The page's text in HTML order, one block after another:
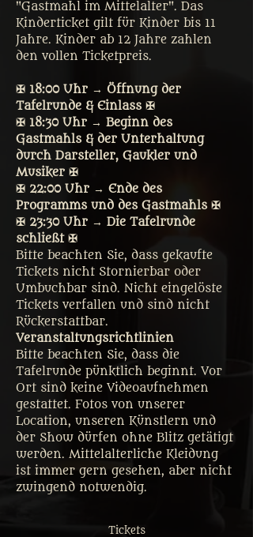
"Gastmahl im Mittelalter". Das
Kinderticket gilt für Kinder bis 11
Jahre. Kinder ab 12 Jahre zahlen
den vollen Ticketpreis.
✠ 18:00 Uhr → Öffnung der
Tafelrunde & Einlass ✠
✠ 18:30 Uhr → Beginn des
Gastmahls & der Unterhaltung
durch Darsteller, Gaukler und
Musiker ✠
✠ 22:00 Uhr → Ende des
Programms und des Gastmahls ✠
✠ 23:30 Uhr → Die Tafelrunde
schließt ✠
Bitte beachten Sie, dass gekaufte
Tickets nicht Stornierbar oder
Umbuchbar sind. Nicht eingelöste
Tickets verfallen und sind nicht
Rückerstattbar.
Veranstaltungsrichtlinien
Bitte beachten Sie, dass die
Tafelrunde pünktlich beginnt. Vor
Ort sind keine Videoaufnehmen
gestattet. Fotos von unserer
Location, unseren Künstlern und
der Show dürfen ohne Blitz getätigt
werden. Mittelalterliche Kleidung
ist immer gern gesehen, aber nicht
zwingend notwendig.
Tickets